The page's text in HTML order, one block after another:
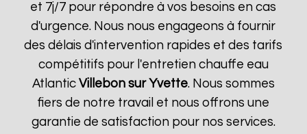
et 7j/7 pour répondre à vos besoins en cas
d'urgence. Nous nous engageons à fournir
des délais d'intervention rapides et des tarifs
compétitifs pour l'entretien chauffe eau
Atlantic Villebon sur Yvette. Nous sommes
fiers de notre travail et nous offrons une
garantie de satisfaction pour nos services.